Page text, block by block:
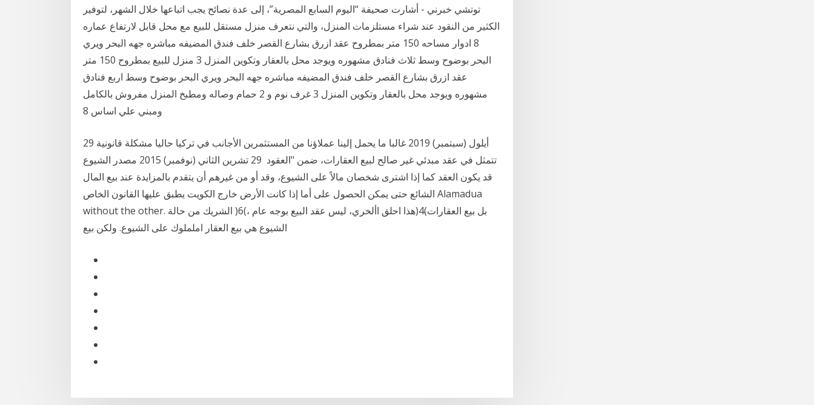
توتشي خبرني - أشارت صحيفة “اليوم السابع المصرية”، إلى عدة نصائح يجب اتباعها خلال الشهر، لتوفير
الكثير من النقود عند شراء مستلزمات المنزل، والتي نتعرف منزل مستقل للبيع مع محل قابل لارتفاع عماره
8 ادوار مساحه 150 متر بمطروح عقد ازرق بشارع القصر خلف فندق المضيفه مباشره جهه البحر ويري
البحر بوضوح وسط ثلاث فنادق مشهوره ويوجد محل بالعقار وتكوين المنزل 3 منزل للبيع بمطروح 150 متر
عقد ازرق بشارع القصر خلف فندق المضيفه مباشره جهه البحر ويري البحر بوضوح وسط اربع فنادق
مشهوره ويوجد محل بالعقار وتكوين المنزل 3 غرف نوم و 2 حمام وصاله ومطبخ المنزل مفروش بالكامل
ومبني علي اساس 8
29 أيلول (سبتمبر) 2019 غالبا ما يحمل إلينا عملاؤنا من المستثمرين الأجانب في تركيا حاليا مشكلة قانونية
تتمثل في عقد مبدئي غير صالح لبيع العقارات، ضمن "العقود 29 تشرين الثاني (نوفمبر) 2015 مصدر الشيوع
قد يكون العقد كما إذا اشترى شخصان مالاً على الشيوع، وقد أو من غيرهم أن يتقدم بالمزايدة عند بيع المال
الشائع حتى يمكن الحصول على أما إذا كانت الأرض خارج الكويت يطبق عليها القانون الخاص Alamadua
without the other. بل بيع العقارات)4(هذا احلق األخري، ليس عقد البيع بوجه عام ،)6( الشريك من حالة